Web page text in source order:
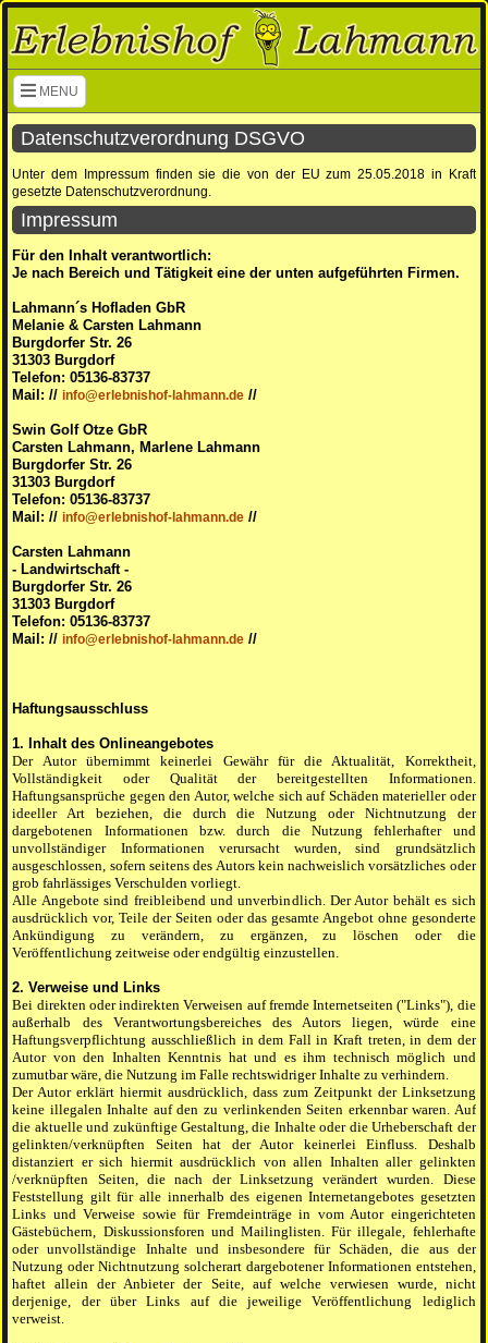
MENU
Navigation überspringen
Datenschutzverordnung DSGVO
Unter dem Impressum finden sie die von der EU zum 25.05.2018 in Kraft
gesetzte Datenschutzverordnung.
Impressum
Für den Inhalt verantwortlich:
Je nach Bereich und Tätigkeit eine der unten aufgeführten Firmen.
Lahmann´s Hofladen GbR
Melanie & Carsten Lahmann
Burgdorfer Str. 26
31303 Burgdorf
Telefon: 05136-83737
Mail: //info@erlebnishof-lahmann.de //
Swin Golf Otze GbR
Carsten Lahmann, Marlene Lahmann
Burgdorfer Str. 26
31303 Burgdorf
Telefon: 05136-83737
Mail: //info@erlebnishof-lahmann.de //
Carsten Lahmann
- Landwirtschaft -
Burgdorfer Str. 26
31303 Burgdorf
Telefon: 05136-83737
Mail: //info@erlebnishof-lahmann.de //
Haftungsausschluss
1. Inhalt des Onlineangebotes
Der Autor übernimmt keinerlei Gewähr für die Aktualität, Korrektheit,
Vollständigkeit oder Qualität der bereitgestellten Informationen.
Haftungsansprüche gegen den Autor, welche sich auf Schäden materieller oder
ideeller Art beziehen, die durch die Nutzung oder Nichtnutzung der
dargebotenen Informationen bzw. durch die Nutzung fehlerhafter und
unvollständiger Informationen verursacht wurden, sind grundsätzlich
ausgeschlossen, sofern seitens des Autors kein nachweislich vorsätzliches oder
grob fahrlässiges Verschulden vorliegt.
Alle Angebote sind freibleibend und unverbindlich. Der Autor behält es sich
ausdrücklich vor, Teile der Seiten oder das gesamte Angebot ohne gesonderte
Ankündigung zu verändern, zu ergänzen, zu löschen oder die
Veröffentlichung zeitweise oder endgültig einzustellen.
2. Verweise und Links
Bei direkten oder indirekten Verweisen auf fremde Internetseiten ("Links"), die
außerhalb des Verantwortungsbereiches des Autors liegen, würde eine
Haftungsverpflichtung ausschließlich in dem Fall in Kraft treten, in dem der
Autor von den Inhalten Kenntnis hat und es ihm technisch möglich und
zumutbar wäre, die Nutzung im Falle rechtswidriger Inhalte zu verhindern.
Der Autor erklärt hiermit ausdrücklich, dass zum Zeitpunkt der Linksetzung
keine illegalen Inhalte auf den zu verlinkenden Seiten erkennbar waren. Auf
die aktuelle und zukünftige Gestaltung, die Inhalte oder die Urheberschaft der
gelinkten/verknüpften Seiten hat der Autor keinerlei Einfluss. Deshalb
distanziert er sich hiermit ausdrücklich von allen Inhalten aller gelinkten
/verknüpften Seiten, die nach der Linksetzung verändert wurden. Diese
Feststellung gilt für alle innerhalb des eigenen Internetangebotes gesetzten
Links und Verweise sowie für Fremdeinträge in vom Autor eingerichteten
Gästebüchern, Diskussionsforen und Mailinglisten. Für illegale, fehlerhafte
oder unvollständige Inhalte und insbesondere für Schäden, die aus der
Nutzung oder Nichtnutzung solcherart dargebotener Informationen entstehen,
haftet allein der Anbieter der Seite, auf welche verwiesen wurde, nicht
derjenige, der über Links auf die jeweilige Veröffentlichung lediglich
verweist.